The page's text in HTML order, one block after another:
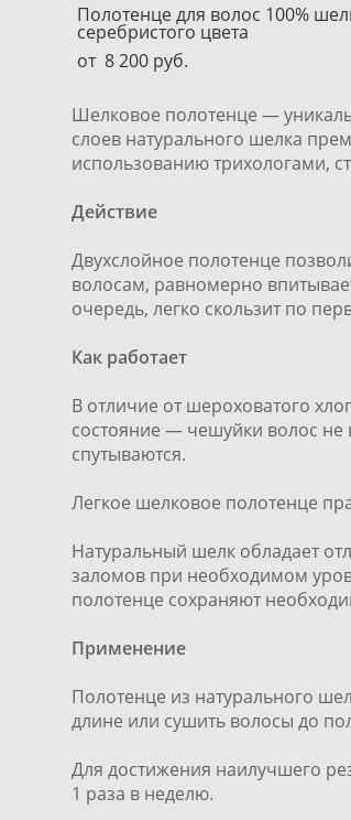
Полотенце для волос 100%
серебристого цвета
от 8 200 pуб.
Шелковое полотенце —
слоев натурального шелка
использованию трихологами,
Действие
Двухслойное полотенце
волосам, равномерно
очередь, легко скользит по
Как работает
В отличие от шероховатого
состояние — чешуйки волос не
спутываются.
Легкое шелковое полотенце
Натуральный шелк обладает
заломов при необходимом
полотенце сохраняют
Применение
Полотенце из натурального
длине или сушить волосы до
Для достижения наилучшего
1 раза в неделю.